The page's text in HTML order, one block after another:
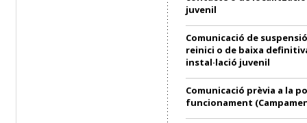
juvenil
Comunicació de
reinici o de baixa
instal·lació juvenil
Comunicació prèvia a la
funcionament